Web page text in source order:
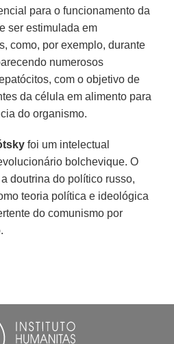
para o funcionamento da
ser estimulada em
como, por exemplo, durante
numerosos
com o objetivo de
da célula em alimento para
do organismo.
foi um intelectual
bolchevique. O
doutrina do político russo,
teoria política e ideológica
do comunismo por